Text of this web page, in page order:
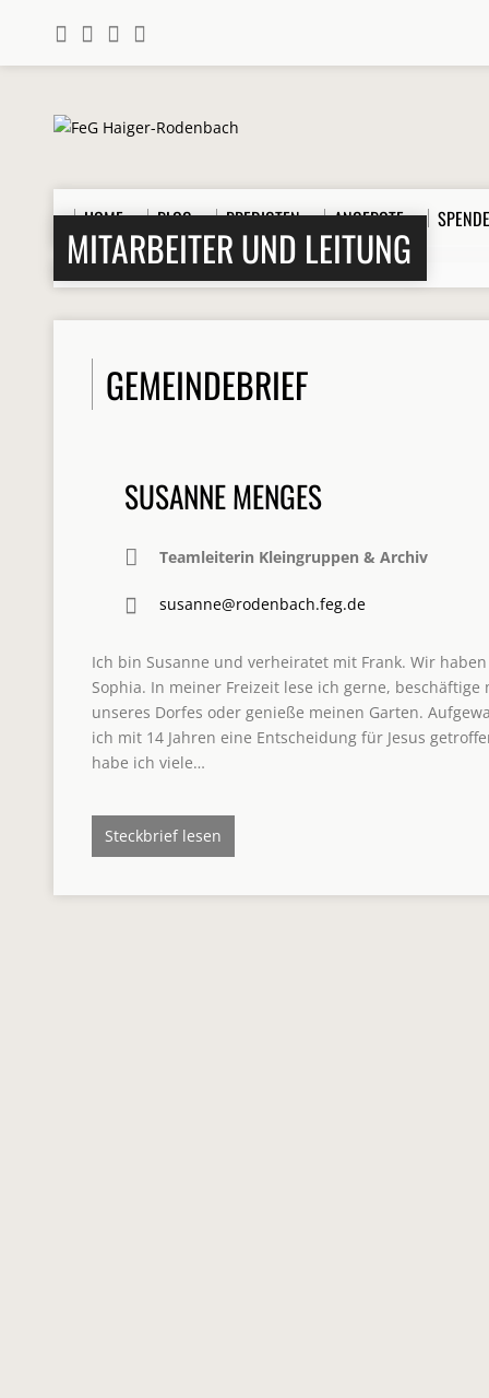
HOME BLOG PREDIGTEN ANGEBOTE
MITARBEITER UND LEITUNG
Home>Personen >Dienste>Gemeindebrief
GEMEINDEBRIEF
SUSANNE MENGES
Teamleiterin Kleingruppen & Archiv
susanne@rodenbach.feg.de
Ich bin Susanne und verheiratet mit Frank. Wir
Sophia. In meiner Freizeit lese ich gerne,
unseres Dorfes oder genieße meinen Garten.
ich mit 14 Jahren eine Entscheidung für Jesus
habe ich viele…
Steckbrief lesen